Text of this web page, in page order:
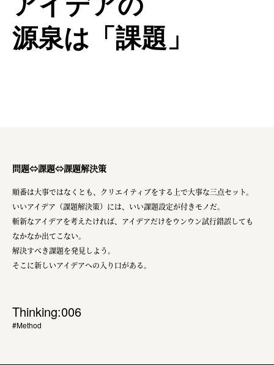
team management
method
源泉は「課題」
問題⇔課題⇔課題解決策
順番は大事ではなくとも、クリエイティブをする上で大事な三点セット。
いいアイデア（課題解決策）には、いい課題設定が付きモノだ。
斬新なアイデアを考えたければ、アイデアだけをウンウン試行錯誤しても
なかなか出てこない。
解決すべき課題を発見しよう。
そこに新しいアイデアへの入り口がある。
Thinking:006
#Method